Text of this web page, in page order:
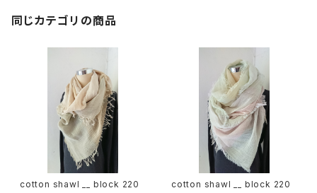
同じカテゴリの商品
cotton shawl __ block 220 cotton shawl __ block 220